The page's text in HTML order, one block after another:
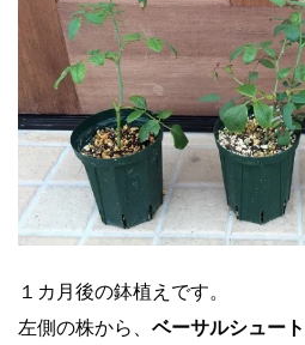
１カ月後の鉢植えです。
左側の株から、 ベーサルシュート